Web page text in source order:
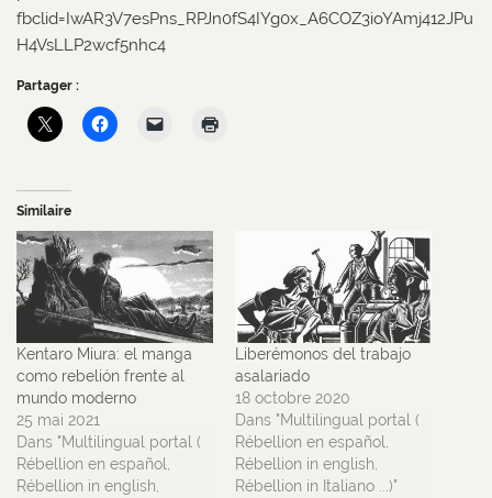
fbclid=IwAR3V7esPns_RPJn0fS4IYg0x_A6COZ3ioYAmj412JPu
H4VsLLP2wcf5nhc4
Partager :
Similaire
Kentaro Miura: el manga
como rebelión frente al
mundo moderno
25 mai 2021
Dans "Multilingual portal (
Rébellion en español,
Rébellion in english,
Liberémonos del trabajo
asalariado
18 octobre 2020
Dans "Multilingual portal (
Rébellion en español,
Rébellion in english,
Rébellion in Italiano ...)"